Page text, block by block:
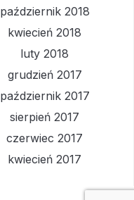
październik 2018
kwiecień 2018
luty 2018
grudzień 2017
październik 2017
sierpień 2017
czerwiec 2017
kwiecień 2017